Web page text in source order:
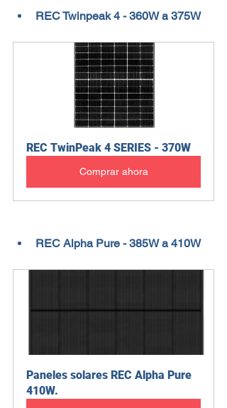
REC Twinpeak 4 - 360W a 375W
REC TwinPeak 4 SERIES - 370W
Comprar ahora
REC Alpha Pure - 385W a 410W
Paneles solares REC Alpha Pure
410W.